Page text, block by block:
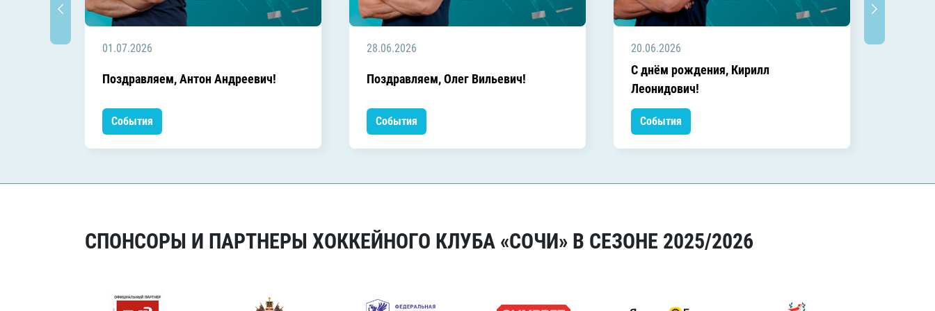
01.07.2026
Поздравляем, Антон Андреевич!
События
28.06.2026
Поздравляем, Олег Вильевич!
События
20.06.2026
C днём рождения, Кирилл
Леонидович!
События
СПОНСОРЫ И ПАРТНЕРЫ ХОККЕЙНОГО КЛУБА «СОЧИ» В СЕЗОНЕ 2025/2026